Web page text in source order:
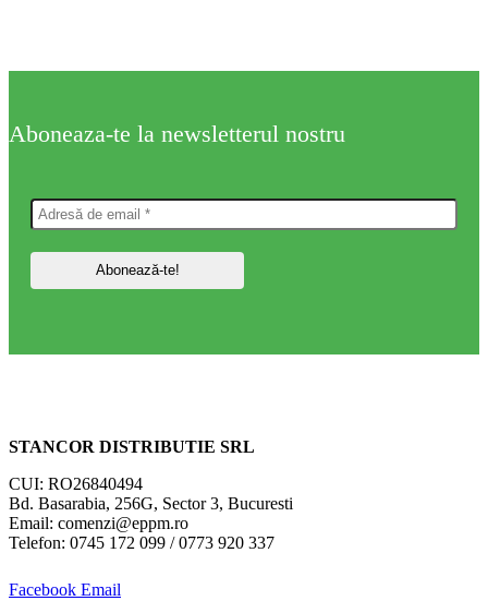
Aboneaza-te la newsletterul nostru
STANCOR DISTRIBUTIE SRL
CUI: RO26840494
Bd. Basarabia, 256G, Sector 3, Bucuresti
Email: comenzi@eppm.ro
Telefon: 0745 172 099 / 0773 920 337
Facebook Email